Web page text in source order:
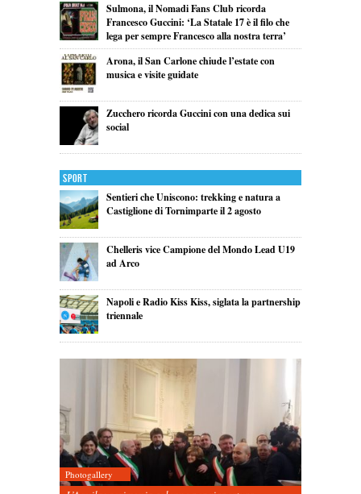
Sulmona, il Nomadi Fans Club ricorda
Francesco Guccini: ‘La Statale 17 è il filo che
lega per sempre Francesco alla nostra terra’
Arona, il San Carlone chiude l’estate con
musica e visite guidate
Zucchero ricorda Guccini con una dedica sui
social
Sport
Sentieri che Uniscono: trekking e natura a
Castiglione di Tornimparte il 2 agosto
Chelleris vice Campione del Mondo Lead U19
ad Arco
Napoli e Radio Kiss Kiss, siglata la partnership
triennale
Photogallery